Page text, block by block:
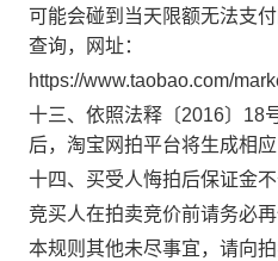
可能会碰到当天限额无法支
查询，网址：
https://www.taobao.com/
十三、依照法释〔2016〕 18
后，淘宝网拍平台将生成相
十四、买受人悔拍后保证金不
竞买人在拍卖竞价前请务必
本规则其他未尽事宜，请向拍